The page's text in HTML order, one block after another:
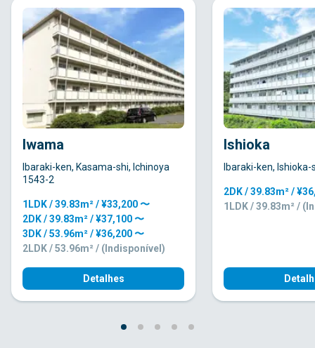
Iwama
Ibaraki-ken, Kasama-shi, Ichinoya
1543-2
1LDK / 39.83m² / ¥33,200 〜
2DK / 39.83m² / ¥37,100 〜
3DK / 53.96m² / ¥36,200 〜
2LDK / 53.96m² / (Indisponível)
Detalhes
Ishioka
Ibaraki-ken,
2DK / 39.83m² /
1LDK / 39.83m² /